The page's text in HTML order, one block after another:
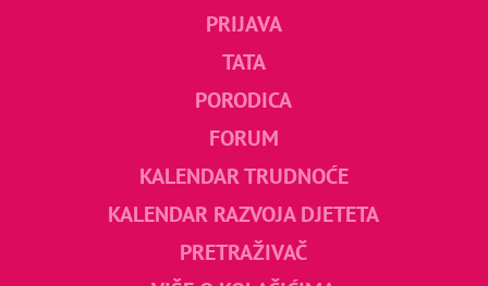
PRIJAVA
TATA
PORODICA
FORUM
KALENDAR TRUDNOĆE
KALENDAR RAZVOJA DJETETA
PRETRAŽIVAČ